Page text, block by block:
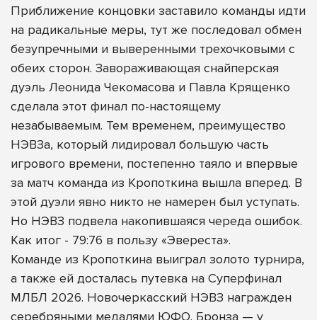
Приближение концовки заставило команды идти
на радикальные меры, тут же последовал обмен
безупречными и выверенными трехочковыми с
обеих сторон. Завораживающая снайперская
дуэль Леонида Чекомасова и Павла Крященко
сделала этот финал по-настоящему
незабываемым. Тем временем, преимущество
НЭВЗа, который лидировал большую часть
игрового времени, постепенно таяло и впервые
за матч команда из Кропоткина вышла вперед. В
этой дуэли явно никто не намерен был уступать.
Но НЭВЗ подвела накопившаяся череда ошибок.
Как итог - 79:76 в пользу «Эвереста».
Команде из Кропоткина выиграл золото турнира,
а также ей досталась путевка на Суперфинал
МЛБЛ 2026. Новочеркасский НЭВЗ награжден
серебряными медалями ЮФО. Бронза — у